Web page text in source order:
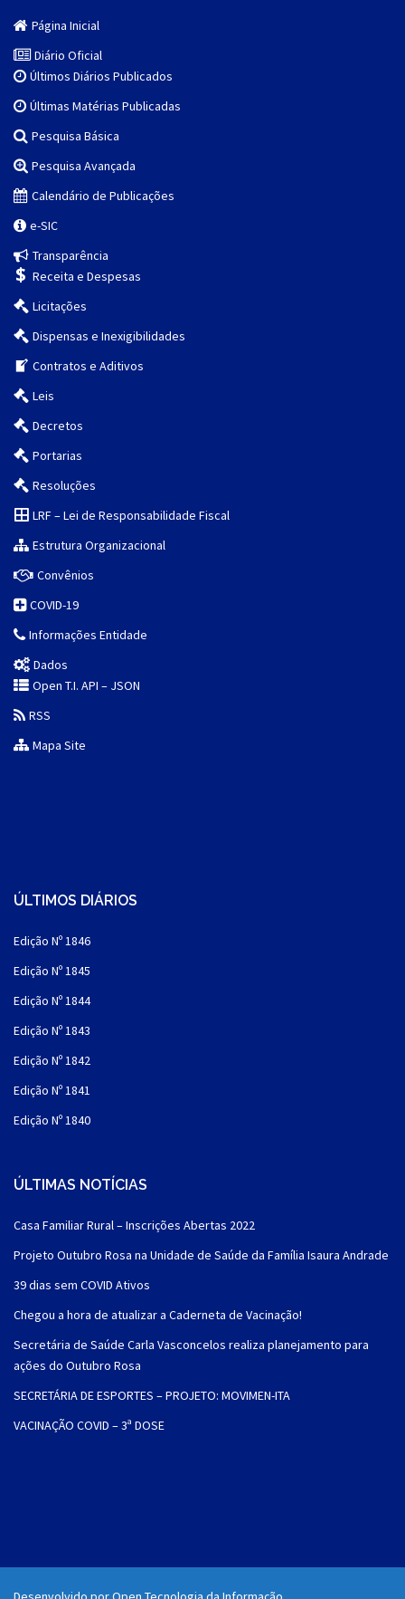
Página Inicial
Diário Oficial
Últimos Diários Publicados
Últimas Matérias Publicadas
Pesquisa Básica
Pesquisa Avançada
Calendário de Publicações
e-SIC
Transparência
Receita e Despesas
Licitações
Dispensas e Inexigibilidades
Contratos e Aditivos
Leis
Decretos
Portarias
Resoluções
LRF – Lei de Responsabilidade Fiscal
Estrutura Organizacional
Convênios
COVID-19
Informações Entidade
Dados
Open T.I. API – JSON
RSS
Mapa Site
ÚLTIMOS DIÁRIOS
Edição Nº 1846
Edição Nº 1845
Edição Nº 1844
Edição Nº 1843
Edição Nº 1842
Edição Nº 1841
Edição Nº 1840
ÚLTIMAS NOTÍCIAS
Casa Familiar Rural – Inscrições Abertas 2022
Projeto Outubro Rosa na Unidade de Saúde da Família Isaura Andrade
39 dias sem COVID Ativos
Chegou a hora de atualizar a Caderneta de Vacinação!
Secretária de Saúde Carla Vasconcelos realiza planejamento para
ações do Outubro Rosa
SECRETÁRIA DE ESPORTES – PROJETO: MOVIMEN-ITA
VACINAÇÃO COVID – 3ª DOSE